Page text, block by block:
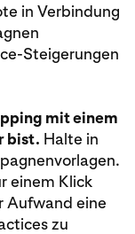
in Verbindung
Steigerungen
mit einem
bist. Halte in
einem Klick
Aufwand eine
zu